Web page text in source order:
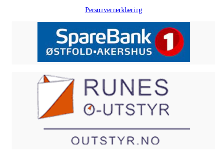
Personvernerklæring